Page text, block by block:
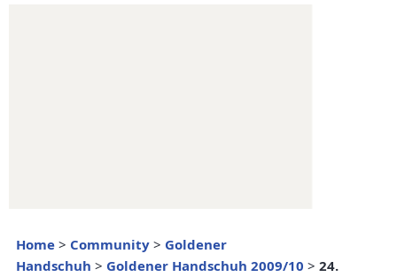
Home > Community > Goldener
Handschuh > Goldener Handschuh 2009/10 > 24.